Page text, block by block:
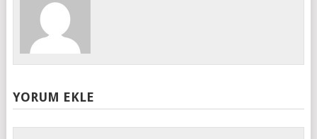
YORUM EKLE